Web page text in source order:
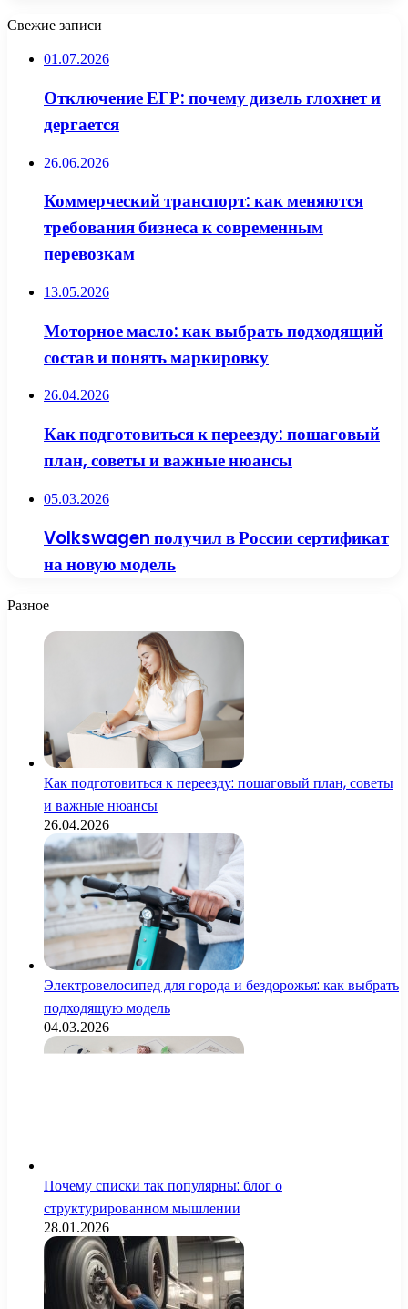
Свежие записи
01.07.2026
Отключение ЕГР: почему дизель глохнет и
дергается
26.06.2026
Коммерческий транспорт: как меняются
требования бизнеса к современным
перевозкам
13.05.2026
Моторное масло: как выбрать подходящий
состав и понять маркировку
26.04.2026
Как подготовиться к переезду: пошаговый
план, советы и важные нюансы
05.03.2026
Volkswagen получил в России сертификат
на новую модель
Разное
Как подготовиться к переезду: пошаговый план, советы
и важные нюансы
26.04.2026
Электровелосипед для города и бездорожья: как выбрать
подходящую модель
04.03.2026
Почему списки так популярны: блог о
структурированном мышлении
28.01.2026